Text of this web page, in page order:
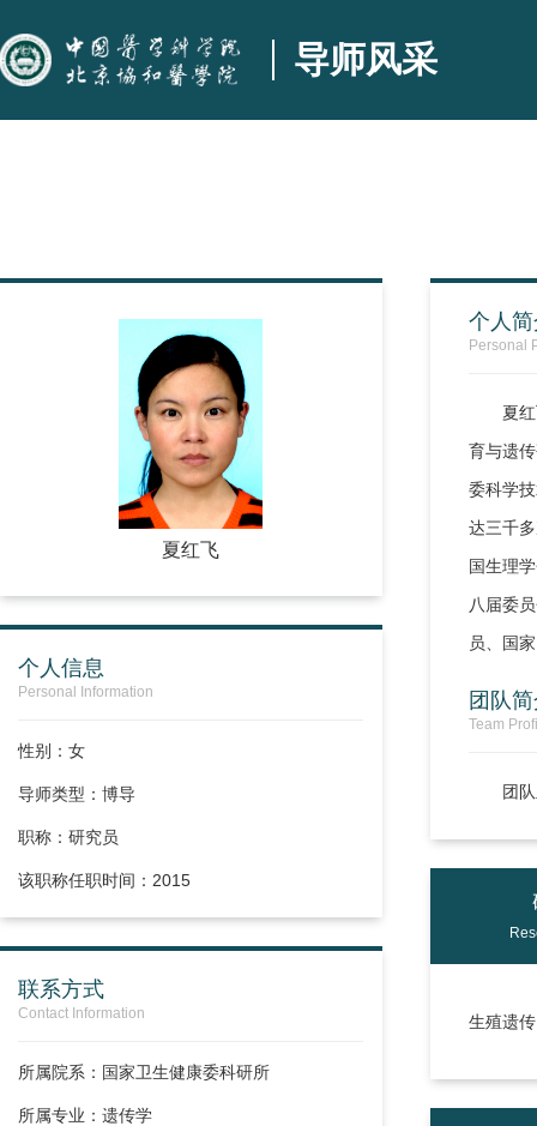
导师风采
夏红飞
个人信息
Personal Information
性别：女
导师类型：博导
职称：研究员
该职称任职时间：2015
联系方式
Contact Information
所属院系：国家卫生健康委科研所
所属专业：遗传学
个人
Personal
夏
育与遗
委科学
达三千
国生理
八届委
员、国
团队
Team
团
生殖遗